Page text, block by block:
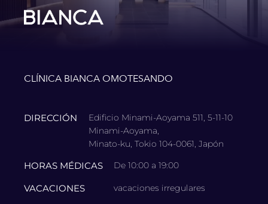
CLÍNICA BIANCA OMOTESANDO
DIRECCIÓN
Edificio Minami-Aoyama 511, 5-11-10
Minami-Aoyama,
Minato-ku, Tokio 104-0061, Japón
HORAS MÉDICAS De 10:00 a 19:00
VACACIONES vacaciones irregulares